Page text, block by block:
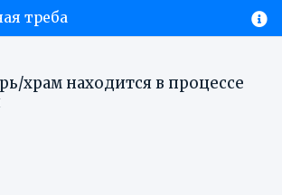
треба
храм находится в процессе